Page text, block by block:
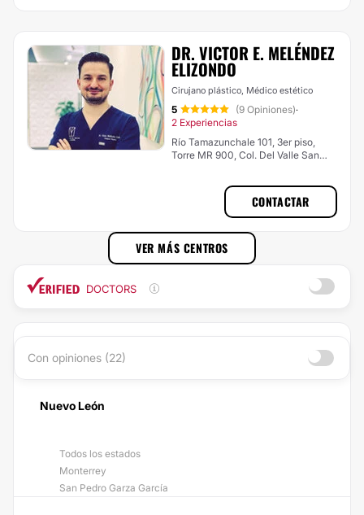
DR. VICTOR E. MELÉNDEZ
ELIZONDO
Cirujano plástico, Médico estético
5 (9 Opiniones)·
2 Experiencias
Río Tamazunchale 101, 3er piso,
Torre MR 900, Col. Del Valle San
CONTACTAR
VER MÁS CENTROS
DOCTORS
Con opiniones (22)
Nuevo León
Todos los estados
Monterrey
San Pedro Garza García